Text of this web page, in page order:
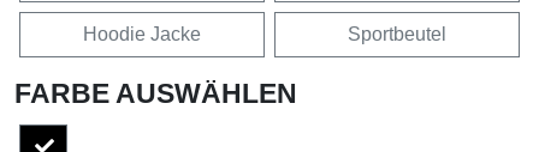
Hoodie Jacke Sportbeutel
FARBE AUSWÄHLEN